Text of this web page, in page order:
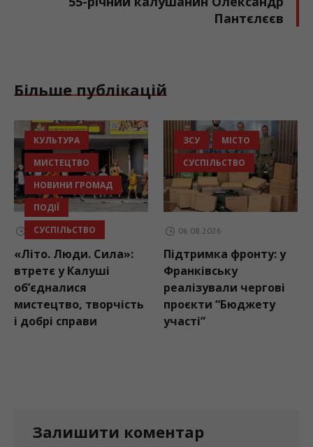
Пантєлєєв
Більше публікацій
КУЛЬТУРА
МИСТЕЦТВО
НОВИНИ ГРОМАД
ПОДІЇ
СУСПІЛЬСТВО
06.08.2026
«Літо. Люди. Сила»:
втретє у Калуші
об’єдналися
мистецтво, творчість
і добрі справи
ЗСУ
МІСТО
СУСПІЛЬСТВО
06.08.2026
Підтримка фронту: у
Франківську
реалізували чергові
проєкти “Бюджету
участі”
Залишити коментар